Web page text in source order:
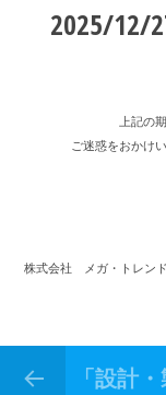
2025/12/
上記の
ご迷惑をおかけ
株式会社 メガ・トレンド
「設計